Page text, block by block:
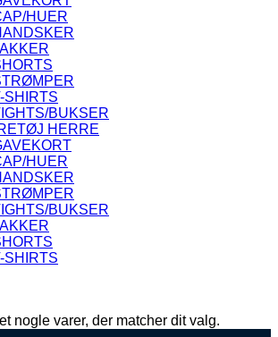
HUER
SHIRTS
BUKSER
HERRE
HUER
BUKSER
SHIRTS
nogle varer, der matcher dit valg.